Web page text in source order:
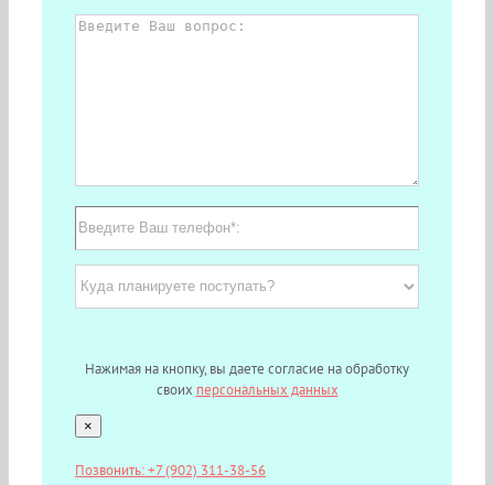
Нажимая на кнопку, вы даете согласие на обработку
своих персональных данных
×
Позвонить: +7 (902) 311-38-56